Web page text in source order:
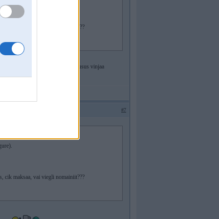
cik maksaa, vai viegli nomainiit???
tad var dzirdeet tikshkjus klusus vinjaa
#7
cik maksaa, vai viegli nomainiit???